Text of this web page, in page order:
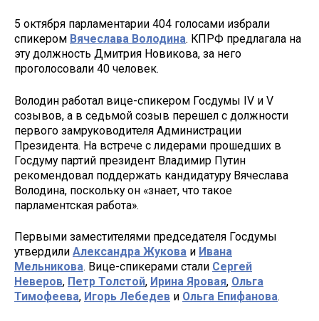
5 октября парламентарии 404 голосами избрали
спикером Вячеслава Володина. КПРФ предлагала на
эту должность Дмитрия Новикова, за него
проголосовали 40 человек.
Володин работал вице-спикером Госдумы IV и V
созывов, а в седьмой созыв перешел с должности
первого замруководителя Администрации
Президента. На встрече с лидерами прошедших в
Госдуму партий президент Владимир Путин
рекомендовал поддержать кандидатуру Вячеслава
Володина, поскольку он «знает, что такое
парламентская работа».
Первыми заместителями председателя Госдумы
утвердили Александра Жукова и Ивана
Мельникова. Вице-спикерами стали Сергей
Неверов, Петр Толстой, Ирина Яровая, Ольга
Тимофеева, Игорь Лебедев и Ольга Епифанова.